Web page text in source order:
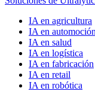
IA en agricultura
IA en automoción
IA en salud
IA en logística
IA en fabricación
IA en retail
IA en robótica